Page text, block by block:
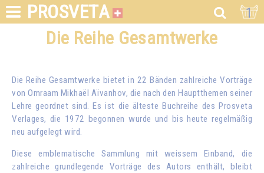
PROSVETA 1
Die Reihe Gesamtwerke
Die Reihe Gesamtwerke bietet in 22 Bänden zahlreiche Vorträge
von Omraam Mikhaël Aïvanhov, die nach den Hauptthemen seiner
Lehre geordnet sind. Es ist die älteste Buchreihe des Prosveta
Verlages, die 1972 begonnen wurde und bis heute regelmäßig
neu aufgelegt wird.
Diese emblematische Sammlung mit weissem Einband, die
zahlreiche grundlegende Vorträge des Autors enthält, bleibt